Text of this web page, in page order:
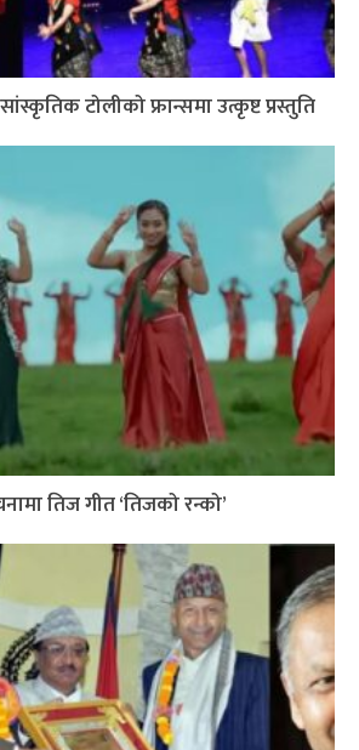
टोलीको फ्रान्समा उत्कृष्ट प्रस्तुति
तिज गीत ‘तिजको रन्को’